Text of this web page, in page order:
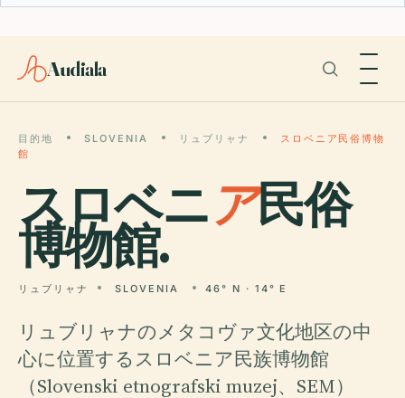
Audiala
目的地 SLOVENIA リュブリャナ
スロベニア民俗博物
館
スロベニア民俗
博物館.
リュブリャナ SLOVENIA 46° N · 14° E
リュブリャナのメタコヴァ文化地区の中
心に位置するスロベニア民族博物館
（Slovenski etnografski muzej、SEM）